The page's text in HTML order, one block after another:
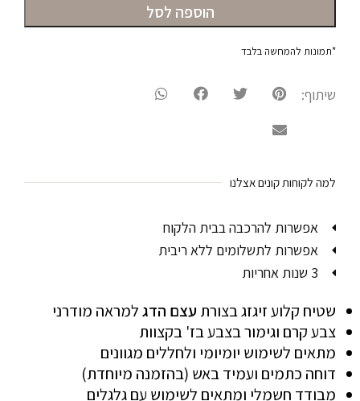
הוספה לסל
*תמונות להמחשה בלבד
שיתוף:
למה לקוחות קונים אצלנו
אפשרות להרכבה בבית הלקוח
אפשרות לתשלומים ללא ריבית
3 שנות אחריות
שטיח קלוע זיגזג בצורת עצם הדגלמראה מודרני
צבע קרם וגימור בצבע בז' בקצוות
מתאים לשימוש יומיומי ולחללים מגוונים
דוחה כתמים ועמיד באש (בהזמנה מיוחדת)
מבודד חשמלי ומתאים לשימוש עם גלגלים